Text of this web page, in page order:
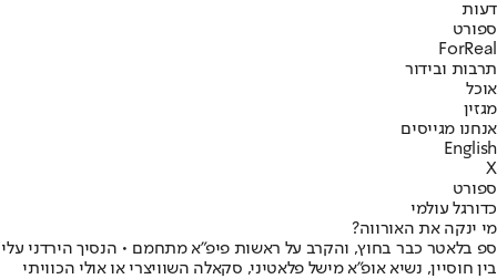
דעות
ספורט
ForReal
תרבות ובידור
אוכל
מגזין
אנחנו מגייסים
English
X
ספורט
כדורגל עולמי
מי ינקה את האורווה?
ספ בלאטר כבר בחוץ, והקרב על ראשות פיפ"א מתחמם • הנסיך הירדני עלי
בין חוסיין, נשיא אופ"א מישל פלאטיני, סקאלה השוויצרי או אולי הכוויתי